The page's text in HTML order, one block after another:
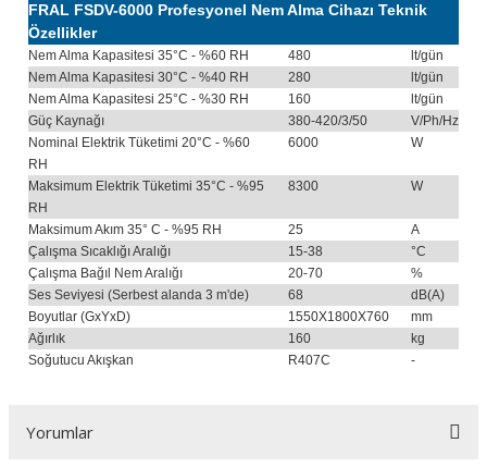
FRAL FSDV-6000 Profesyonel Nem Alma Cihazı Teknik
Özellikler
Nem Alma Kapasitesi 35°C - %60 RH 480
lt/gün
Nem Alma Kapasitesi 30°C - %40 RH
280
lt/gün
Nem Alma Kapasitesi 25°C - %30 RH
160
lt/gün
Güç Kaynağı
380-420/3/50
V/Ph/Hz
Nominal Elektrik Tüketimi 20°C - %60
RH
6000 W
Maksimum Elektrik Tüketimi 35°C - %95
RH
8300 W
Maksimum Akım 35° C - %95 RH 25
A
Çalışma Sıcaklığı Aralığı
15-38
°C
Çalışma Bağıl Nem Aralığı
20-70
%
Ses Seviyesi (Serbest alanda 3 m'de)
68
dB(A)
Boyutlar (GxYxD)
1550X1800X760
mm
Ağırlık
160
kg
Soğutucu Akışkan
R407C -
Yorumlar